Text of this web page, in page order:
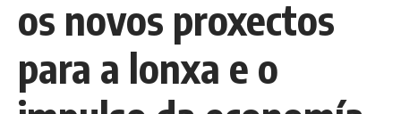
os novos proxectos
para a lonxa e o